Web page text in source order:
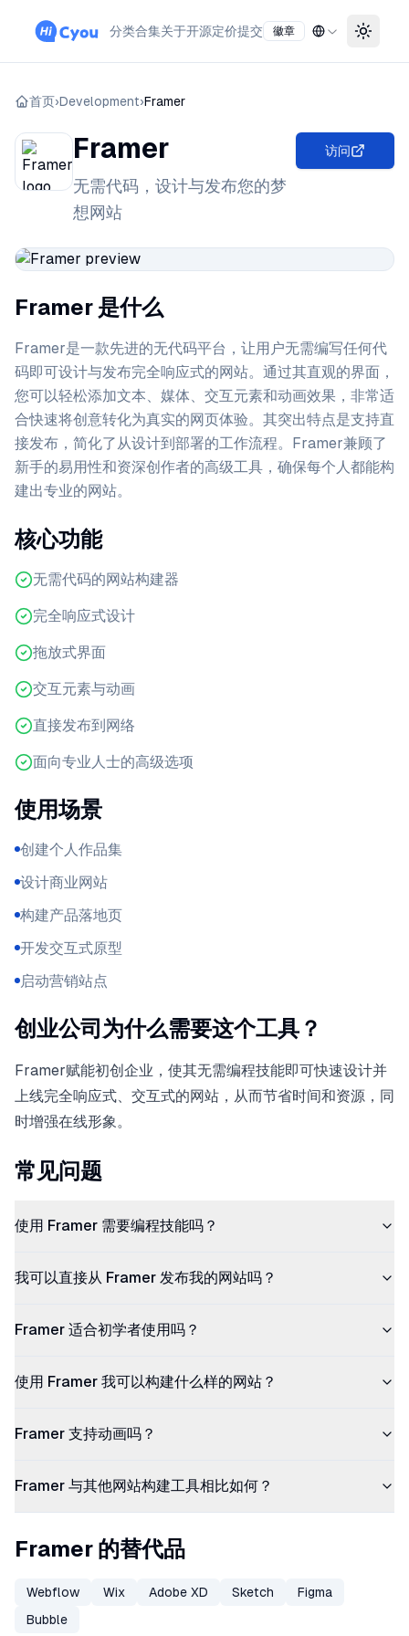
分类合集关于开源定价提交 徽章
首页›Development›Framer
Framer
无需代码，设计与发布您的梦
想网站
访问
Framer 是什么
Framer是一款先进的无代码平台，让用户无需编写任何代
码即可设计与发布完全响应式的网站。通过其直观的界面，
您可以轻松添加文本、媒体、交互元素和动画效果，非常适
合快速将创意转化为真实的网页体验。其突出特点是支持直
接发布，简化了从设计到部署的工作流程。Framer兼顾了
新手的易用性和资深创作者的高级工具，确保每个人都能构
建出专业的网站。
核心功能
无需代码的网站构建器
完全响应式设计
拖放式界面
交互元素与动画
直接发布到网络
面向专业人士的高级选项
使用场景
创建个人作品集
设计商业网站
构建产品落地页
开发交互式原型
启动营销站点
创业公司为什么需要这个工具？
Framer赋能初创企业，使其无需编程技能即可快速设计并
上线完全响应式、交互式的网站，从而节省时间和资源，同
时增强在线形象。
常见问题
使用 Framer 需要编程技能吗？
我可以直接从 Framer 发布我的网站吗？
Framer 适合初学者使用吗？
使用 Framer 我可以构建什么样的网站？
Framer 支持动画吗？
Framer 与其他网站构建工具相比如何？
Framer 的替代品
Webflow Wix Adobe XD Sketch
Figma
Bubble